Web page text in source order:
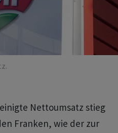
Nettoumsatz stieg
Franken, wie der zur